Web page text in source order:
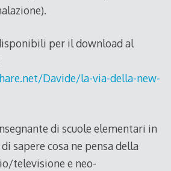
per il download al
Davide/la-via-della-new-
di scuole elementari in
sapere cosa ne pensa della
televisione e neo-